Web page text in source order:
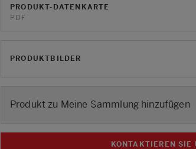
PRODUKT-DATENKARTE
PDF
PRODUKTBILDER
Produkt zu Meine Sammlung hinzufügen
KONTAKTIEREN SIE